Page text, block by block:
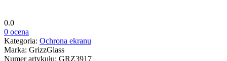
0.0
0 ocena
Kategoria: Ochrona ekranu
Marka: GrizzGlass
Numer artykułu: GRZ3917